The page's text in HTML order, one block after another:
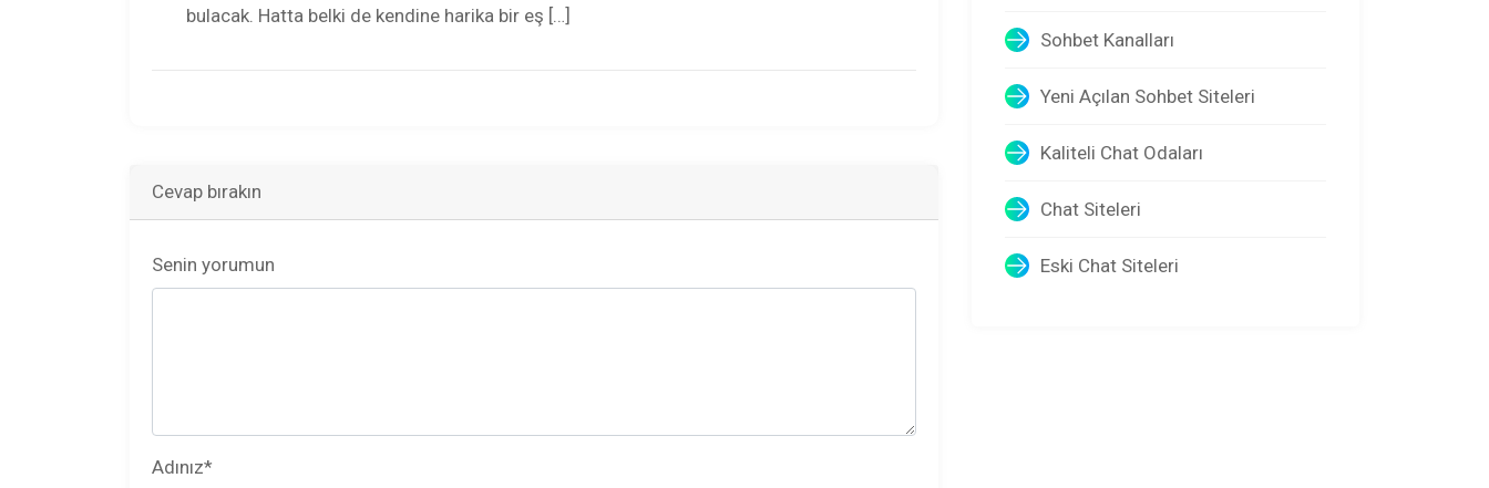
Sohbet Kanalları
Yeni Açılan Sohbet Siteleri
Kaliteli Chat Odaları
Chat Siteleri
Eski Chat Siteleri
bulacak. Hatta belki de kendine harika bir eş […]
Cevap bırakın
Senin yorumun
Adınız*